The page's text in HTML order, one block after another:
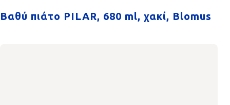
Βαθύ πιάτο PILAR, 680 ml, χακί, Blomus